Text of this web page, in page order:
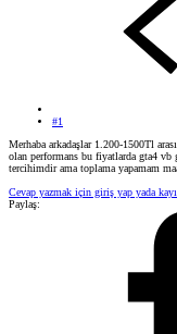
#1
Merhaba arkadaşlar 1.200-1500Tl
olan performans bu fiyatlarda gta4
tercihimdir ama toplama yapamam
Cevap yazmak için giriş yap yada
Paylaş: